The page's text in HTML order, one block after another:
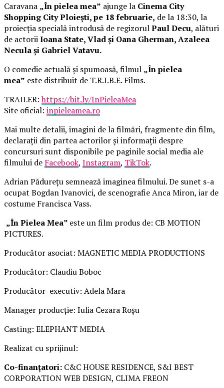
Caravana „În pielea mea” ajunge la Cinema City
Shopping City Ploiești, pe 18 februarie, de la 18:30, la
proiecția specială introdusă de regizorulPaul Decu, alături
de actoriiIoana State, Vlad și Oana Gherman, Azaleea
Necula și Gabriel Vatavu.
O comedie actuală și spumoasă, filmul „În pielea
mea” este distribuit de T.R.I.B.E. Films.
TRAILER:https://bit.ly/InPieleaMea
Site oficial: inpieleamea.ro
Mai multe detalii, imagini de la filmări, fragmente din film,
declarații din partea actorilor și informații despre
concursuri sunt disponibile pe paginile social media ale
filmului de Facebook, Instagram, TikTok.
Adrian Pădurețu semnează imaginea filmului. De sunet s-a
ocupat Bogdan Ivanovici, de scenografie Anca Miron, iar de
costume Francisca Vass.
„În Pielea Mea” este un film produs de: CB MOTION
PICTURES.
Producător asociat: MAGNETIC MEDIA PRODUCTIONS
Producător: Claudiu Boboc
Producător executiv: Adela Mara
Manager producție: Iulia Cezara Roșu
Casting: ELEPHANT MEDIA
Realizat cu sprijinul:
Co-finanțatori: C&C HOUSE RESIDENCE, S&I BEST
CORPORATION WEB DESIGN, CLIMA FREON